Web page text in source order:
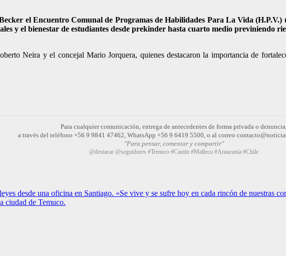
el Encuentro Comunal de Programas de Habilidades Para La Vida
y el bienestar de estudiantes desde prekinder hasta cuarto medio previniendo
Neira y el concejal Mario Jorquera, quienes destacaron la importancia de
Para cualquier comunicación, entrega de antecedentes de forma privada o denuncia,
a través del teléfono +56 9 9841 47462, WhatsApp +56 9 6419 5500, o al correo
"Para pensar, comentar y compartir"
@destacar @seguidores #Temuco #Cautin #Malleco #Araucanía #Chile
desde una oficina en Santiago. «Se vive y se sufre hoy en cada rincón de nuestras
ciudad de Temuco.